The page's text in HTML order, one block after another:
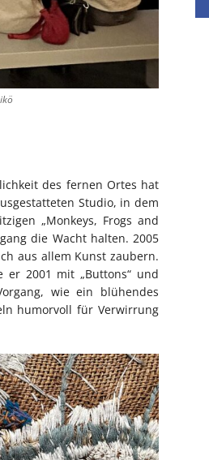
des fernen Ortes hat
Studio, in dem
„Monkeys, Frogs and
die Wacht halten. 2005
aus allem Kunst zaubern.
er 2001 mit „Buttons“ und
wie ein blühendes
humorvoll für Verwirrung